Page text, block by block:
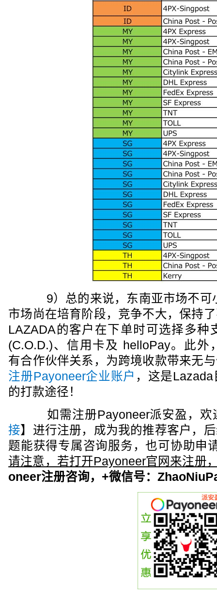
9）总的来说，东南亚市场不可
市场尚在培育阶段，竞争不大，保持
LAZADA的客户在下单时可选择多种
(C.O.D.)、信用卡及 helloPay。此外
有合作伙伴关系，为跨境收款带来无
注册Payoneer企业账户 ，这是
的打款途径！
如需注册Payoneer派安盈，欢
接】进行注册，成为我的推荐客户，
题能获得专属咨询服务，也可协助申
请注意，若打开Payoneer官网来注册
oneer注册咨询，+微信号：